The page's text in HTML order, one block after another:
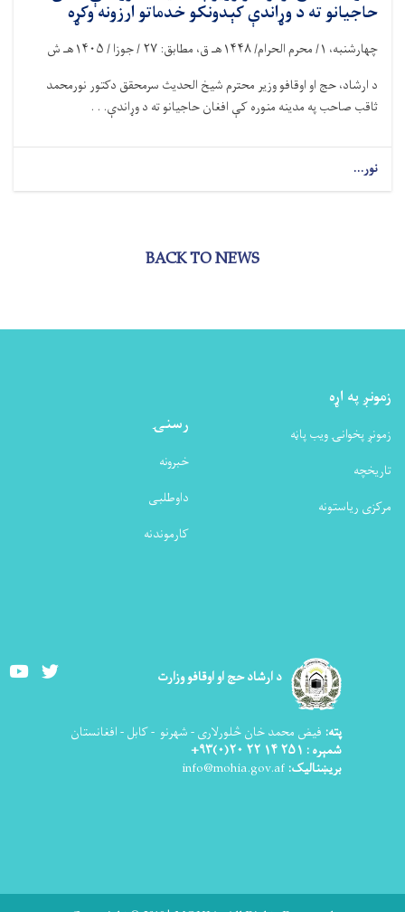
حاجیانو ته د وړاندې کېدونکو خدماتو ارزونه وکړه
چهارشنبه، ۱/ محرم الحرام/۱۴۴۸هـ ق، مطابق: ۲۷ / جوزا /۱۴۰۵هـ ش
د ارشاد، حج او اوقافو وزیر محترم شیخ الحدیث سرمحقق دکتور نورمحمد
ثاقب صاحب په مدینه منوره کې افغان حاجیانو ته د وړاندې. . .
نور...
BACK TO NEWS
زمونږ په اړه
زمونږ پخوانۍ ویب پاڼه
تاریخچه
مرکزی ریاستونه
رسنۍ
خبرونه
داوطلبی
کارموندنه
د ارشاد حج او اوقافو وزارت Youtube
پته: فیض محمد خان څلورلاری - شهرنو - کابل - افغانستان
شمېره : ۲۵۱ ۱۴ ۲۲ ۲۰(۰)۹۳+
بریښنالیک: